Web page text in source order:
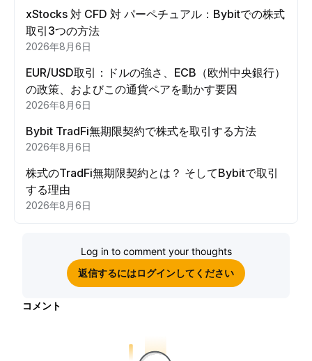
xStocks 対 CFD 対 パーペチュアル：Bybitでの株式
取引3つの方法
2026年8月6日
EUR/USD取引：ドルの強さ、ECB（欧州中央銀行）
の政策、およびこの通貨ペアを動かす要因
2026年8月6日
Bybit TradFi無期限契約で株式を取引する方法
2026年8月6日
株式のTradFi無期限契約とは？ そしてBybitで取引
する理由
2026年8月6日
Log in to comment your thoughts
返信するにはログインしてください
コメント